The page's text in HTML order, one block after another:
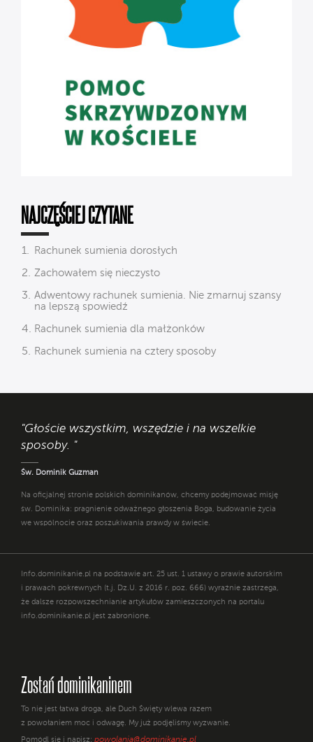
NAJCZĘŚCIEJ CZYTANE
Rachunek sumienia dorosłych
Zachowałem się nieczysto
Adwentowy rachunek sumienia. Nie zmarnuj szansy
na lepszą spowiedź
Rachunek sumienia dla małżonków
Rachunek sumienia na cztery sposoby
"Głoście wszystkim, wszędzie i na wszelkie
sposoby. "
Św. Dominik Guzman
Na oficjalnej stronie polskich dominikanów, chcemy podejmować misję
św. Dominika: pragnienie odważnego głoszenia Boga, budowanie życia
we wspólnocie oraz poszukiwania prawdy w świecie.
Info.dominikanie.pl na podstawie art. 25 ust. 1 ustawy o prawie autorskim
i prawach pokrewnych (t.j. Dz.U. z 2016 r. poz. 666) wyraźnie zastrzega,
że dalsze rozpowszechnianie artykułów zamieszczonych na portalu
info.dominikanie.pl jest zabronione.
Zostań dominikaninem
To nie jest łatwa droga, ale Duch Święty wlewa razem
z powołaniem moc i odwagę. My już podjęliśmy wyzwanie.
powolania@dominikanie.pl